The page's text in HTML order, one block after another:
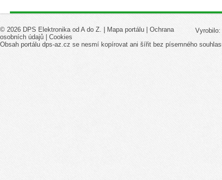
Vyrobilo:
© 2026 DPS Elektronika od A do Z. | Mapa portálu
Ochrana
osobních údajů
Cookies
Obsah portálu dps-az.cz se nesmí kopírovat ani šířit bez písemného